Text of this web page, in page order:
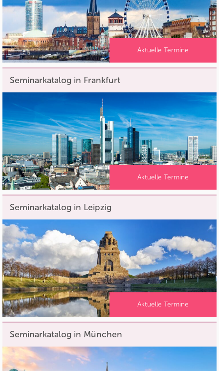
Aktuelle Termine
Seminarkatalog in Frankfurt
Aktuelle Termine
Seminarkatalog in Leipzig
Aktuelle Termine
Seminarkatalog in München